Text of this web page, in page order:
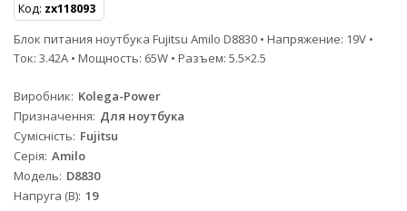
Код: zx118093
Блок питания ноутбука Fujitsu Amilo D8830 • Напряжение: 19V •
Ток: 3.42A • Мощность: 65W • Разъем: 5.5×2.5
Виробник Kolega-Power
Призначення Для ноутбука
Сумісність Fujitsu
Серія Amilo
Модель D8830
Напруга (В) 19